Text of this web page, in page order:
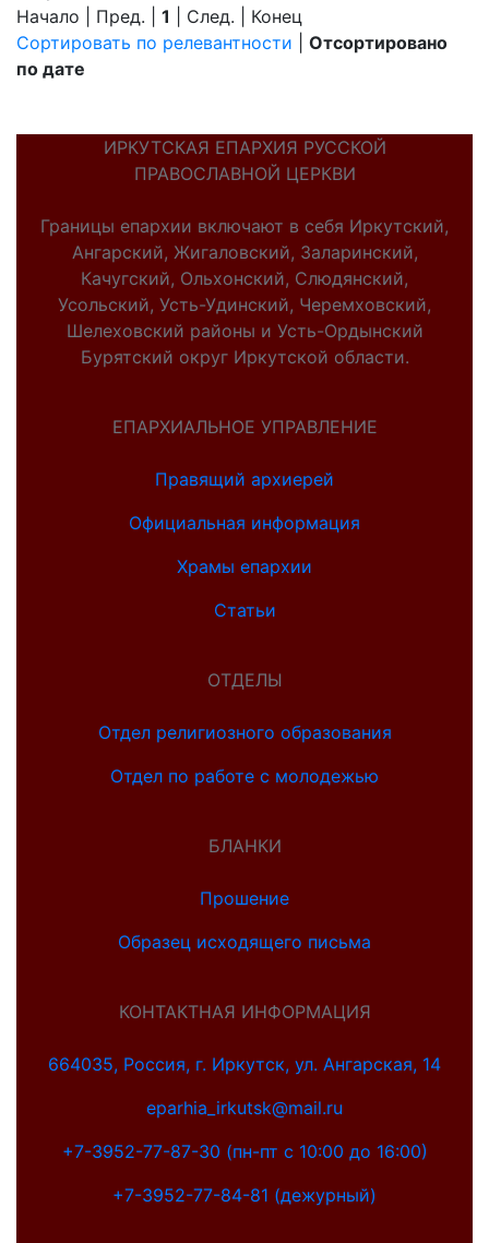
Начало | Пред. | 1 | След. | Конец
Сортировать по релевантности
Отсортировано
по дате
ИРКУТСКАЯ ЕПАРХИЯ РУССКОЙ
ПРАВОСЛАВНОЙ ЦЕРКВИ
Границы епархии включают в себя Иркутский,
Ангарский, Жигаловский, Заларинский,
Качугский, Ольхонский, Слюдянский,
Усольский, Усть-Удинский, Черемховский,
Шелеховский районы и Усть-Ордынский
Бурятский округ Иркутской области.
ЕПАРХИАЛЬНОЕ УПРАВЛЕНИЕ
Правящий архиерей
Официальная информация
Храмы епархии
Статьи
ОТДЕЛЫ
Отдел религиозного образования
Отдел по работе с молодежью
БЛАНКИ
Прошение
Образец исходящего письма
КОНТАКТНАЯ ИНФОРМАЦИЯ
664035, Россия, г. Иркутск, ул. Ангарская, 14
eparhia_irkutsk@mail.ru
+7-3952-77-87-30 (пн-пт с 10:00 до 16:00)
+7-3952-77-84-81 (дежурный)